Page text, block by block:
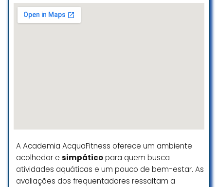
A Academia AcquaFitness oferece um ambiente
acolhedor e simpáticopara quem busca
atividades aquáticas e um pouco de bem-estar. As
avaliações dos frequentadores ressaltam a